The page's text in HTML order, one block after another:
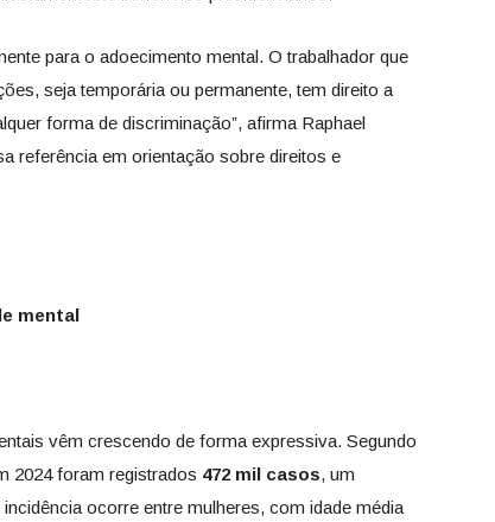
para o adoecimento mental. O trabalhador que
seja temporária ou permanente, tem direito a
forma de discriminação”, afirma Raphael
referência em orientação sobre direitos e
mental
vêm crescendo de forma expressiva. Segundo
2024 foram registrados 472 mil casos, um
incidência ocorre entre mulheres, com idade média